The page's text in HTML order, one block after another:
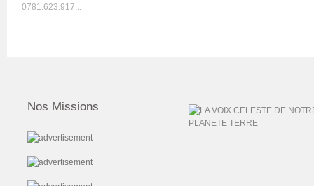
0781.623.917...
Nos Missions